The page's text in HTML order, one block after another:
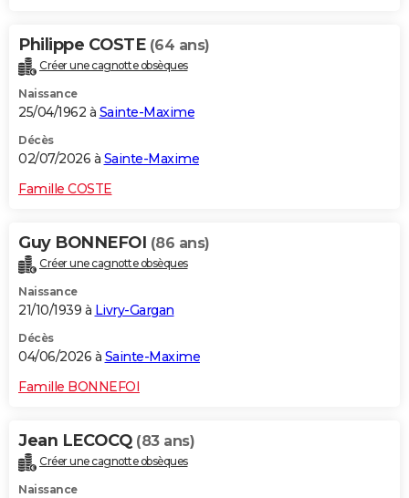
Philippe COSTE (64 ans)
Créer une cagnotte obsèques
Naissance
25/04/1962 à Sainte-Maxime
Décès
02/07/2026 à Sainte-Maxime
Famille COSTE
Guy BONNEFOI (86 ans)
Créer une cagnotte obsèques
Naissance
21/10/1939 à Livry-Gargan
Décès
04/06/2026 à Sainte-Maxime
Famille BONNEFOI
Jean LECOCQ (83 ans)
Créer une cagnotte obsèques
Naissance